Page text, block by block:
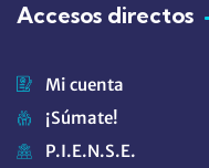
Accesos directos
Mi cuenta
¡Súmate!
P.I.E.N.S.E.